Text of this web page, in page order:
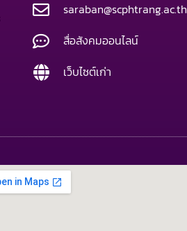
saraban@scphtrang.ac.th
สื่อสังคมออนไลน์
เว็บไซต์เก่า